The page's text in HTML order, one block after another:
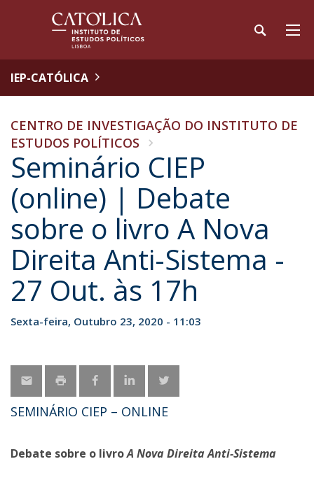
IEP-CATÓLICA
CENTRO DE INVESTIGAÇÃO DO INSTITUTO DE
ESTUDOS POLÍTICOS
Seminário CIEP
(online) | Debate
sobre o livro A Nova
Direita Anti-Sistema -
27 Out. às 17h
Sexta-feira, Outubro 23, 2020 - 11:03
SEMINÁRIO CIEP – ONLINE
Debate sobre o livroA Nova Direita Anti-Sistema